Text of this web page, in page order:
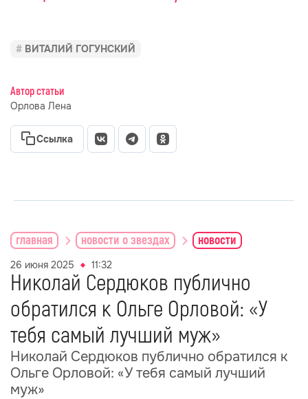
ВИТАЛИЙ ГОГУНСКИЙ
Автор статьи
Орлова Лена
Ссылка
главная новости о звездах новости
26 июня 2025 11:32
Николай Сердюков публично
обратился к Ольге Орловой: «У
тебя самый лучший муж»
Николай Сердюков публично обратился к
Ольге Орловой: «У тебя самый лучший
муж»